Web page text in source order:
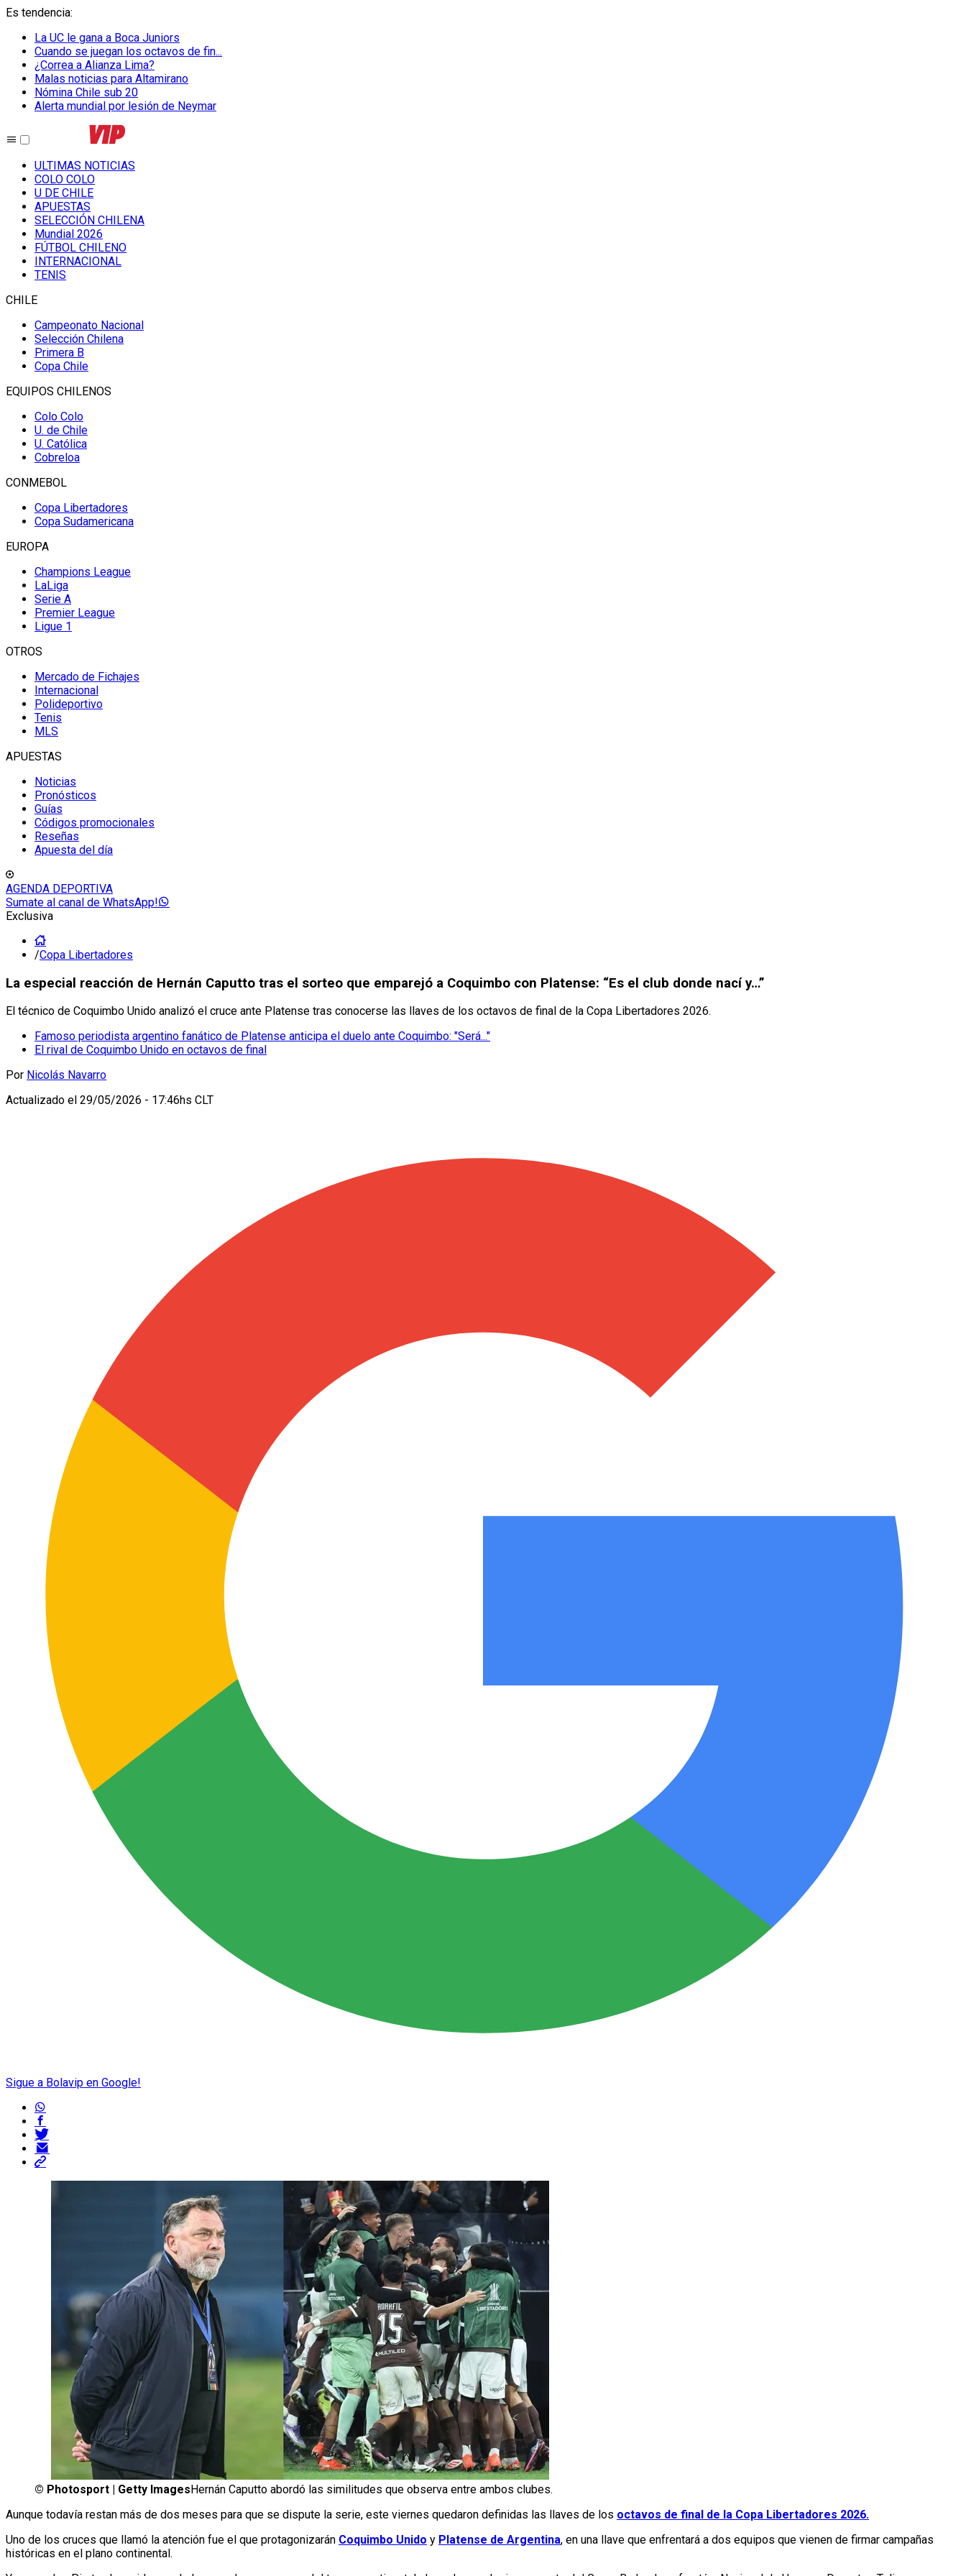
Es tendencia:
La UC le gana a Boca Juniors
Cuando se juegan los octavos de fin...
¿Correa a Alianza Lima?
Malas noticias para Altamirano
Nómina Chile sub 20
Alerta mundial por lesión de Neymar
ULTIMAS NOTICIAS
COLO COLO
U DE CHILE
APUESTAS
SELECCIÓN CHILENA
Mundial 2026
FÚTBOL CHILENO
INTERNACIONAL
TENIS
CHILE
Campeonato Nacional
Selección Chilena
Primera B
Copa Chile
EQUIPOS CHILENOS
Colo Colo
U. de Chile
U. Católica
Cobreloa
CONMEBOL
Copa Libertadores
Copa Sudamericana
EUROPA
Champions League
LaLiga
Serie A
Premier League
Ligue 1
OTROS
Mercado de Fichajes
Internacional
Polideportivo
Tenis
MLS
APUESTAS
Noticias
Pronósticos
Guías
Códigos promocionales
Reseñas
Apuesta del día
AGENDA DEPORTIVA
Sumate al canal de WhatsApp!
Exclusiva
/Copa Libertadores
La especial reacción de Hernán Caputto tras el sorteo que emparejó a Coquimbo con Platense: “Es el club donde nací y…”
El técnico de Coquimbo Unido analizó el cruce ante Platense tras conocerse las llaves de los octavos de final de la Copa Libertadores 2026.
Famoso periodista argentino fanático de Platense anticipa el duelo ante Coquimbo: "Será..."
El rival de Coquimbo Unido en octavos de final
Por Nicolás Navarro
Actualizado el 29/05/2026 - 17:46hs CLT
Sigue a Bolavip en Google!
© Photosport | Getty Images Hernán Caputto abordó las similitudes que observa entre ambos clubes.
Aunque todavía restan más de dos meses para que se dispute la serie, este viernes quedaron definidas las llaves de los octavos de final de la Copa Libertadores 2026.
Uno de los cruces que llamó la atención fue el que protagonizarán Coquimbo Unido y Platense de Argentina, en una llave que enfrentará a dos equipos que vienen de firmar campañas
históricas en el plano continental.